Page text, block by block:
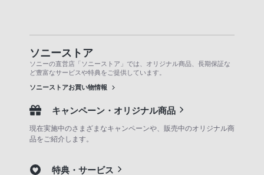
ソニーストア
ソニーの直営店「ソニーストア」では、オリジナル商品、長期保証な
ど豊富なサービスや特典をご提供しています。
ソニーストアお買い物情報
キャンペーン・オリジナル商品
現在実施中のさまざまなキャンペーンや、販売中のオリジナル商
品をご紹介します。
特典・サービス